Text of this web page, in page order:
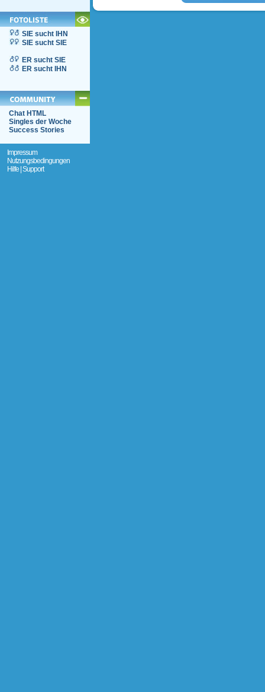
SIE sucht IHN
SIE sucht SIE
ER sucht SIE
ER sucht IHN
Chat HTML
Singles der Woche
Success Stories
Impressum
Nutzungsbedingungen
Hilfe | Support